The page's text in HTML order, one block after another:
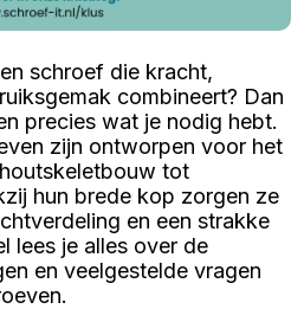
schroef die kracht,
combineert? Dan
precies wat je nodig hebt.
zijn ontworpen voor het
tot
hun brede kop zorgen ze
en een strakke
lees je alles over de
en veelgestelde vragen